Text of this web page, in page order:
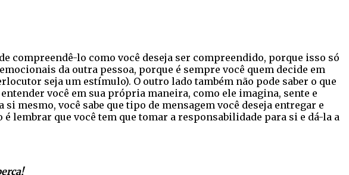
de compreendê-lo como você deseja ser compreendido, porque isso só
da outra pessoa, porque é sempre você quem decide em
seja um estímulo). O outro lado também não pode saber o que
você em sua própria maneira, como ele imagina, sente e
você sabe que tipo de mensagem você deseja entregar e
lembrar que você tem que tomar a responsabilidade para si e dá-la a